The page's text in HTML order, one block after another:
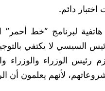
دائم.
لبرنامج “خط
السيسي لا يكتفي
رئيس الوزراء
لأنهم يعلمون